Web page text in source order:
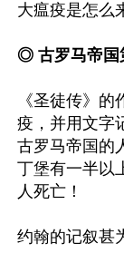
大瘟疫是怎么
◎ 古罗马帝国
《圣徒传》
疫，并用文字
古罗马帝国的
丁堡有一半以
人死亡！
约翰的记叙甚